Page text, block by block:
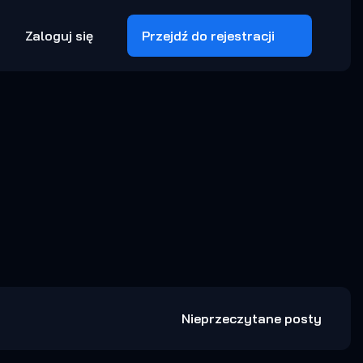
Zaloguj się Przejdź do rejestracji
Nieprzeczytane posty